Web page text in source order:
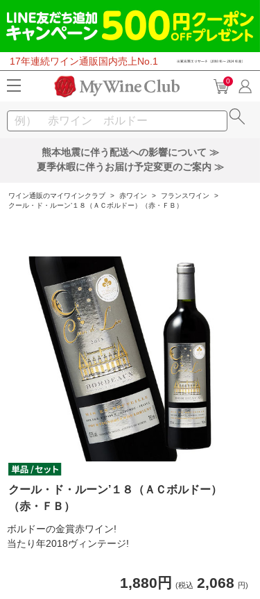
17年連続ワイン通販国内売上No.1
0
熊本地震に伴う配送への影響について ≫
夏季休暇に伴うお届け予定変更のご案内 ≫
ワイン通販のマイワインクラブ > 赤ワイン > フランスワイン
>
クール・ド・ルーン’１８（ＡＣボルドー）（赤・ＦＢ）
クール・ド・ルーン’１８（ＡＣボルドー）
（赤・ＦＢ）
ボルドーの金賞赤ワイン!
当たり年2018ヴィンテージ!
1,880円 (税込 2,068 円)